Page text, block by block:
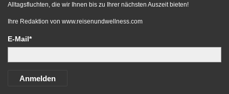
Alltagsfluchten, die wir Ihnen bis zu Ihrer nächsten Auszeit bieten!
Ihre Redaktion von www.reisenundwellness.com
E-Mail*
Anmelden